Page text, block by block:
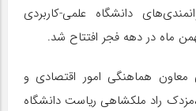
دانشگاه علمی-کاربردی
هماهنگی امور اقتصادی و
،مزدک راد ملکشاهی ریاست دانشگاه